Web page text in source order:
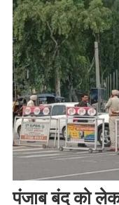
पंजाब बंद को